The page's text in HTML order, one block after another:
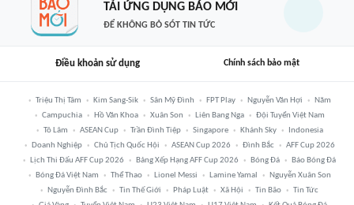
TẢI ỨNG DỤNG BÁO MỚI
ĐỂ KHÔNG BỎ SÓT TIN TỨC
Điều khoản sử dụng Chính sách bảo mật
Triệu Thị Tâm Kim Sang-Sik Sân Mỹ Đình FPT Play Nguyễn Văn Hợi
Năm
Campuchia
Hồ Văn Khoa Xuân Son Liên Bang Nga
Đội Tuyển Việt Nam
Tô Lâm
ASEAN Cup Trần Đình Tiệp Singapore Khánh Sky
Indonesia
Doanh Nghiệp
Chủ Tịch Quốc Hội ASEAN Cup 2026 Đình Bắc
AFF Cup 2026
Lịch Thi Đấu AFF Cup 2026
Bảng Xếp Hạng AFF Cup 2026 Bóng Đá
Báo Bóng Đá
Bóng Đá Việt Nam
Thể Thao Lionel Messi Lamine Yamal
Nguyễn Xuân Son
Nguyễn Đình Bắc
Tin Thế Giới Pháp Luật Xã Hội Tin Bão
Tin Tức